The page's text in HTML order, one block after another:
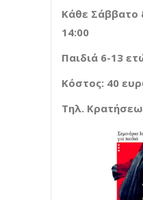
Κάθε Σάββατο
14:00
Παιδιά 6-13
Κόστος: 40
Τηλ.